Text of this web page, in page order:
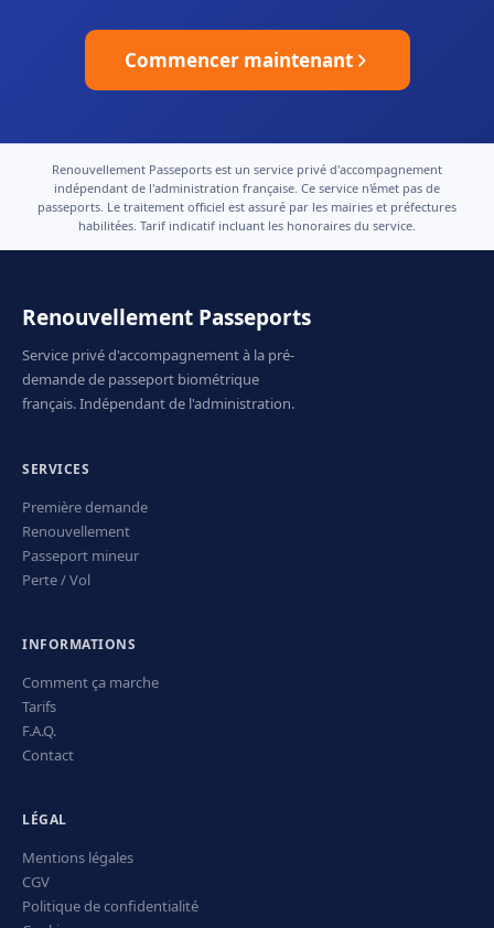
Commencer maintenant
Renouvellement Passeports est un service privé d'accompagnement
indépendant de l'administration française. Ce service n'émet pas de
passeports. Le traitement officiel est assuré par les mairies et préfectures
habilitées. Tarif indicatif incluant les honoraires du service.
Renouvellement Passeports
Service privé d'accompagnement à la pré-
demande de passeport biométrique
français. Indépendant de l'administration.
SERVICES
Première demande
Renouvellement
Passeport mineur
Perte / Vol
INFORMATIONS
Comment ça marche
Tarifs
F.A.Q.
Contact
LÉGAL
Mentions légales
CGV
Politique de confidentialité